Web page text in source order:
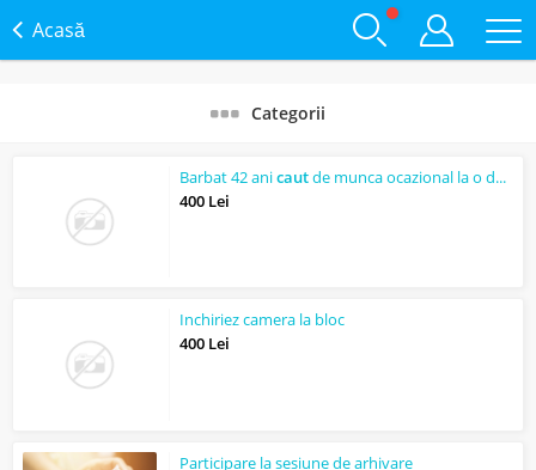
Acasă
Categorii
Barbat 42 anicautde munca ocazional la o doamna singura
400 Lei
Inchiriez camera la bloc
400 Lei
Participare la sesiune de arhivare